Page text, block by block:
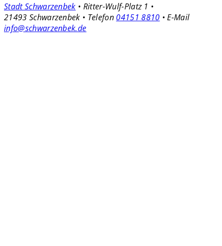
Stadt Schwarzenbek • Ritter-Wulf-Platz 1 •
21493 Schwarzenbek • Telefon 04151 8810 • E-Mail
info@schwarzenbek.de